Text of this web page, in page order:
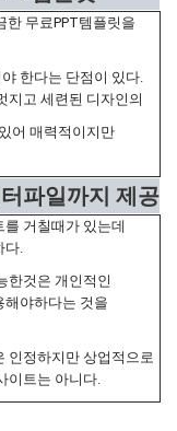
한 무료PPT템플릿을
한다는 단점이 있다.
지고 세련된 디자인의
어 매력적이지만
파일까지 제공
거칠때가 있는데
.
한것은 개인적인
해야하다는 것을
인정하지만 상업적으로
이트는 아니다.